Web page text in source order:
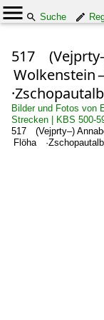
Suche
517
Wolkenstein
Bilder und Fotos von
Strecken | KBS 500-
517 (Vejprty–)
Flöha